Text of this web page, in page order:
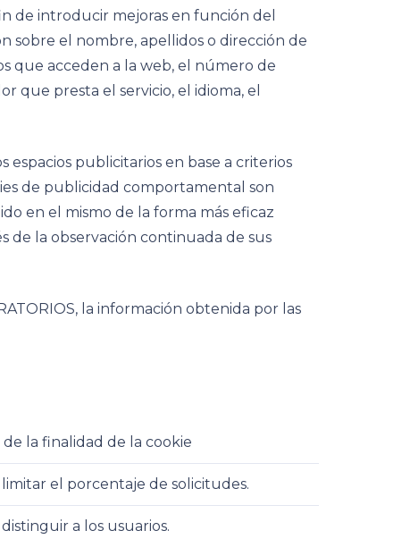
de introducir mejoras en función del
sobre el nombre, apellidos o dirección de
que acceden a la web, el número de
que presta el servicio, el idioma, el
espacios publicitarios en base a criterios
de publicidad comportamental son
en el mismo de la forma más eficaz
de la observación continuada de sus
la información obtenida por las
de la finalidad de la cookie
limitar el porcentaje de solicitudes.
a los usuarios.